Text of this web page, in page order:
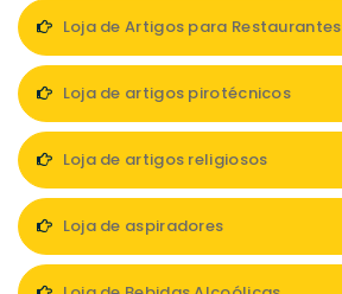
Loja de Artigos para Restaurantes
Loja de artigos pirotécnicos
Loja de artigos religiosos
Loja de aspiradores